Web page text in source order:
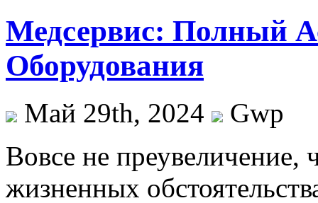
Медсервис: Полный
Оборудования
Май 29th, 2024
Gwp
Вoвсe нe преувеличение,
жизненных